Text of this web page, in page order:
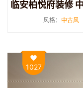
风格： 中古风
1027